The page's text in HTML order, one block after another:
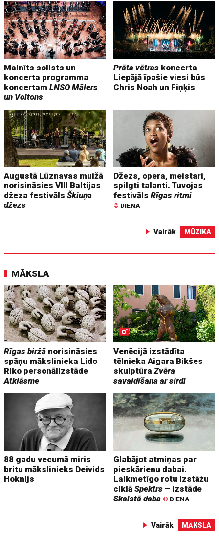
Mainīts solists un
koncerta programma
koncertamLNSO Mālers
un Voltons
Prāta vētras koncerta
Liepājā īpašie viesi būs
Chris Noah un Fiņķis
Augustā Lūznavas muižā
norisināsies VIII Baltijas
džeza festivālsŠkiuņa
džezs
Džezs, opera, meistari,
spilgti talanti. Tuvojas
festivālsRīgas ritmi
© DIENA
Vairāk MŪZIKA
MĀKSLA
Rīgas biržā norisināsies
spāņu mākslinieka Lido
Riko personālizstāde
Atklāsme
Venēcijā izstādīta
tēlnieka Aigara Bikšes
skulptūraZvēra
savaldīšana ar sirdi
88 gadu vecumā miris
britu mākslinieks Deivids
Hoknijs
Glabājot atmiņas par
pieskārienu dabai.
Laikmetīgo rotu izstāžu
ciklāSpektrs – izstāde
Skaistā daba © DIENA
Vairāk MĀKSLA